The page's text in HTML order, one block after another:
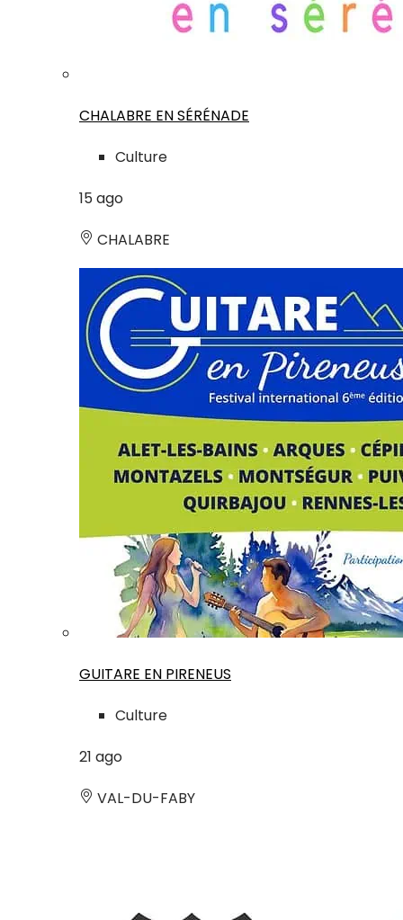
CHALABRE EN SÉRÉNADE
Culture
15 ago
CHALABRE
GUITARE EN PIRENEUS
Culture
21 ago
VAL-DU-FABY